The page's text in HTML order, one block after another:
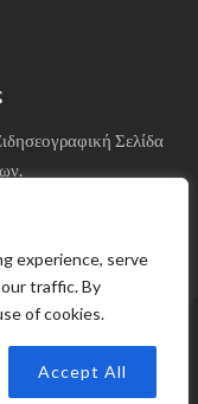
experience, serve
traffic. By
of cookies.
Accept All
Σελίδα
απορρήτου